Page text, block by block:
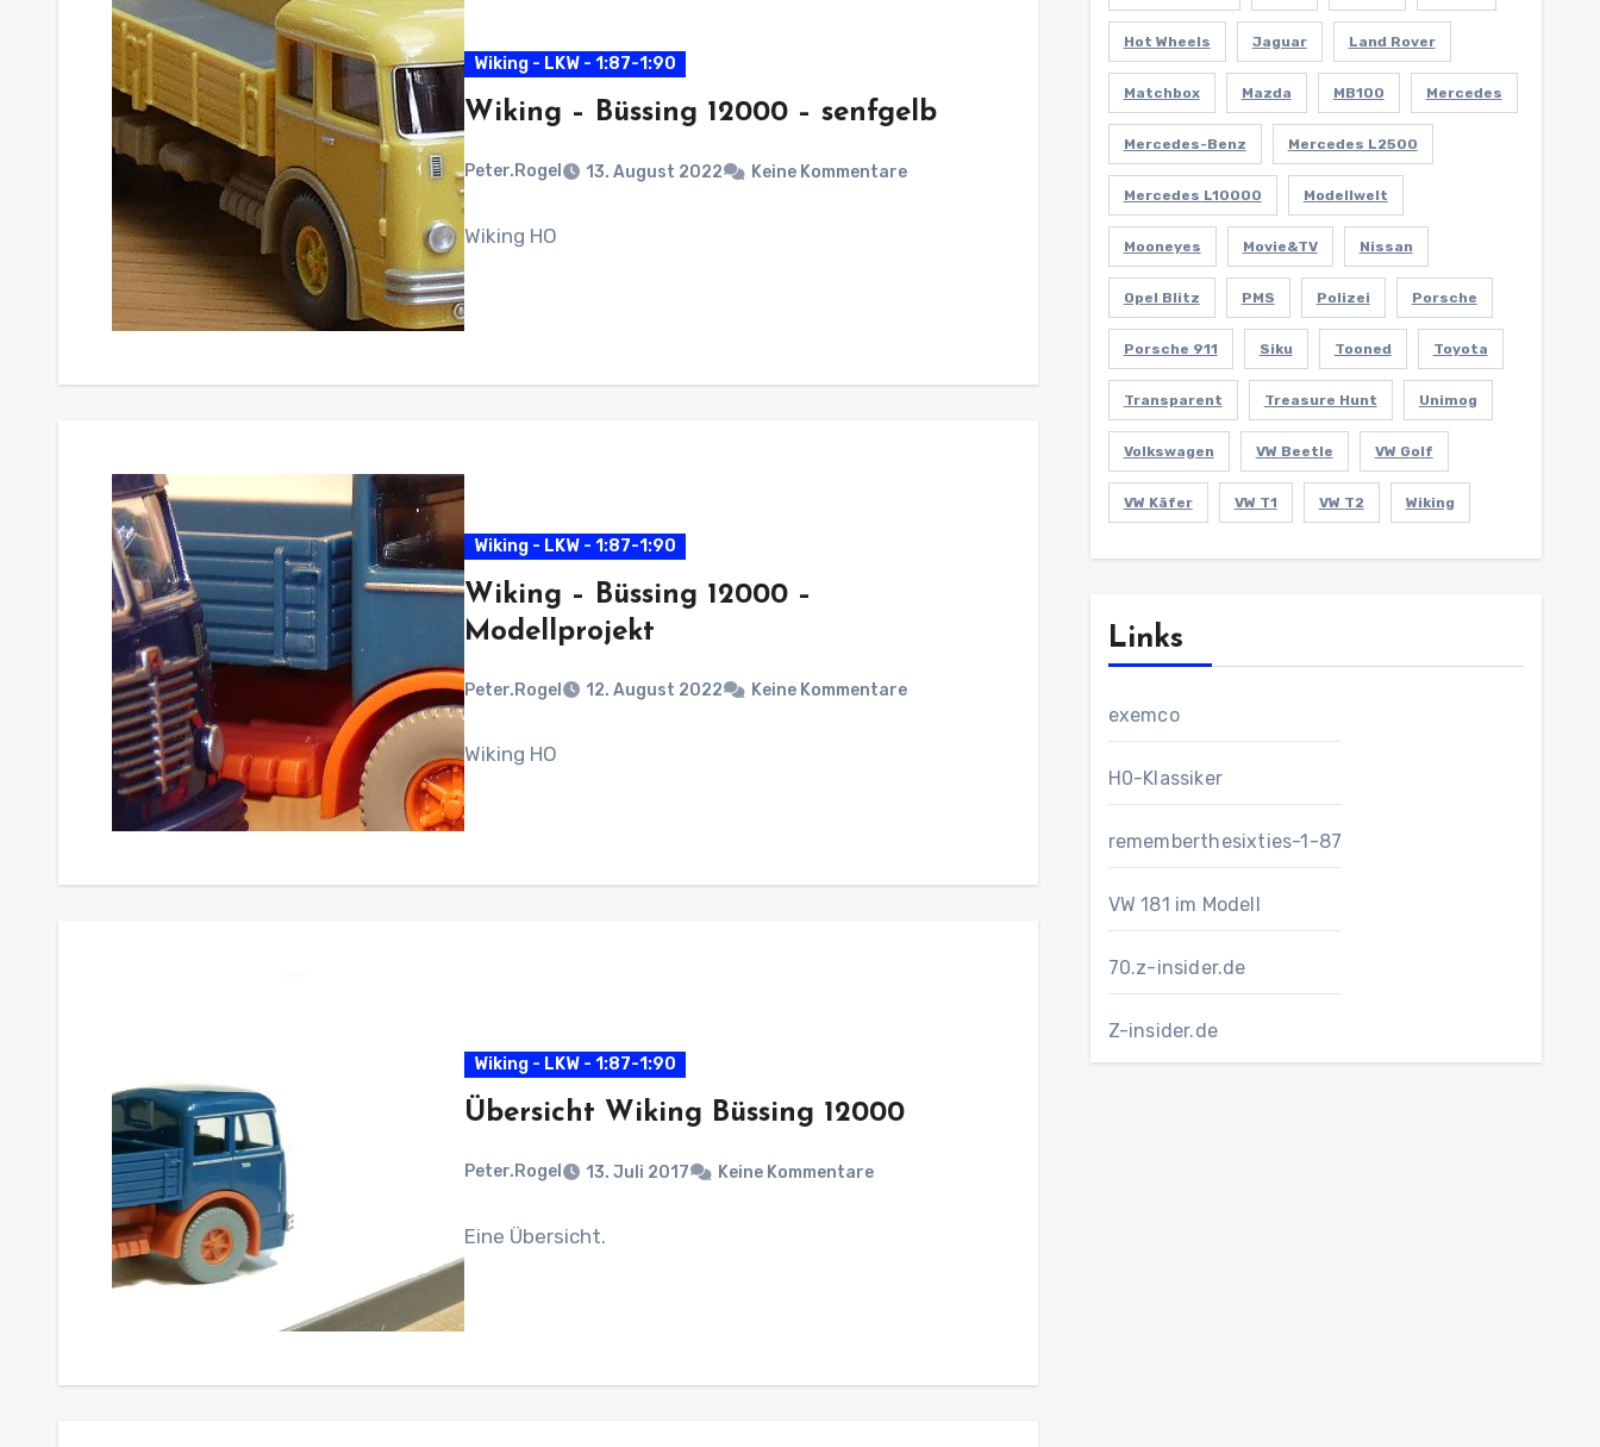
Wiking - LKW - 1:87-1:90
Wiking – Büssing 12000 – senfgelb
Peter.Rogel 13. August 2022 Keine Kommentare
Wiking HO
Wiking - LKW - 1:87-1:90
Wiking – Büssing 12000 –
Modellprojekt
Peter.Rogel 12. August 2022 Keine Kommentare
Wiking HO
Wiking - LKW - 1:87-1:90
Übersicht Wiking Büssing 12000
Peter.Rogel 13. Juli 2017 Keine Kommentare
Eine Übersicht.
Hot Wheels Jaguar Land Rover
Matchbox Mazda MB100 Mercedes
Mercedes-Benz Mercedes L2500
Mercedes L10000 Modellwelt
Mooneyes Movie&TV Nissan
Opel Blitz PMS Polizei Porsche
Porsche 911 Siku Tooned Toyota
Transparent Treasure Hunt Unimog
Volkswagen VW Beetle VW Golf
VW Käfer VW T1 VW T2 Wiking
Links
exemco
H0-Klassiker
rememberthesixties-1-87
VW 181 im Modell
70.z-insider.de
Z-insider.de